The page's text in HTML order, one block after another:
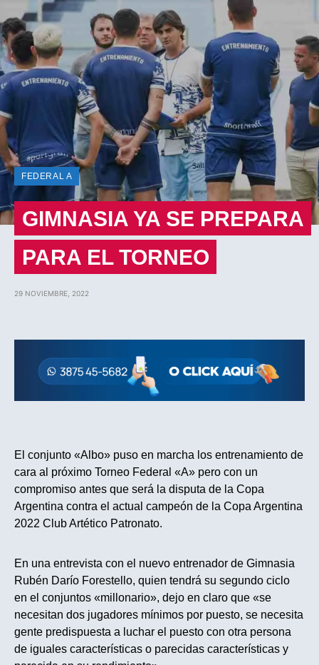
FEDERAL A
GIMNASIA YA SE PREPARA
PARA EL TORNEO
29 NOVIEMBRE, 2022
El conjunto «Albo» puso en marcha los entrenamiento de
cara al próximo Torneo Federal «A» pero con un
compromiso antes que será la disputa de la Copa
Argentina contra el actual campeón de la Copa Argentina
2022 Club Artético Patronato.
En una entrevista con el nuevo entrenador de Gimnasia
Rubén Darío Forestello, quien tendrá su segundo ciclo
en el conjuntos «millonario», dejo en claro que «se
necesitan dos jugadores mínimos por puesto, se necesita
gente predispuesta a luchar el puesto con otra persona
de iguales características o parecidas características y